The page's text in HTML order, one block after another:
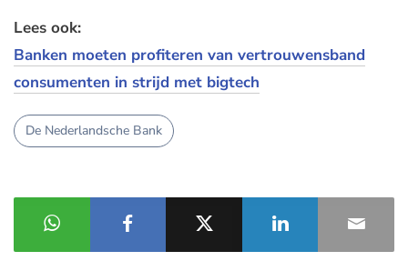
Lees ook:
Banken moeten profiteren van vertrouwensband
consumenten in strijd met bigtech
De Nederlandsche Bank